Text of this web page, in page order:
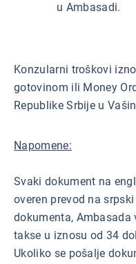
u Ambasadi.
Konzularni troškovi
gotovinom ili Money
Republike Srbije u
Napomene:
Svaki dokument na
overen prevod na
dokumenta, Ambasada
takse u iznosu od 34
Ukoliko se pošalje